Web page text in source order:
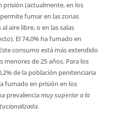
(actualmente, en los
fumar en las zonas
aire libre, o en las salas
El 74,0% ha fumado en
consumo está más extendido
menores de 25 años. Para los
de la población penitenciaria
fumado en prisión en los
prevalenciamuy superior a la